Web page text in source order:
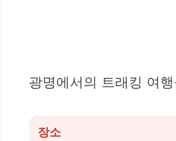
광명에서의 트래킹 여
장소